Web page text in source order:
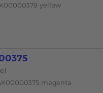
yellow
magenta